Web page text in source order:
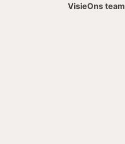
VisieOns team